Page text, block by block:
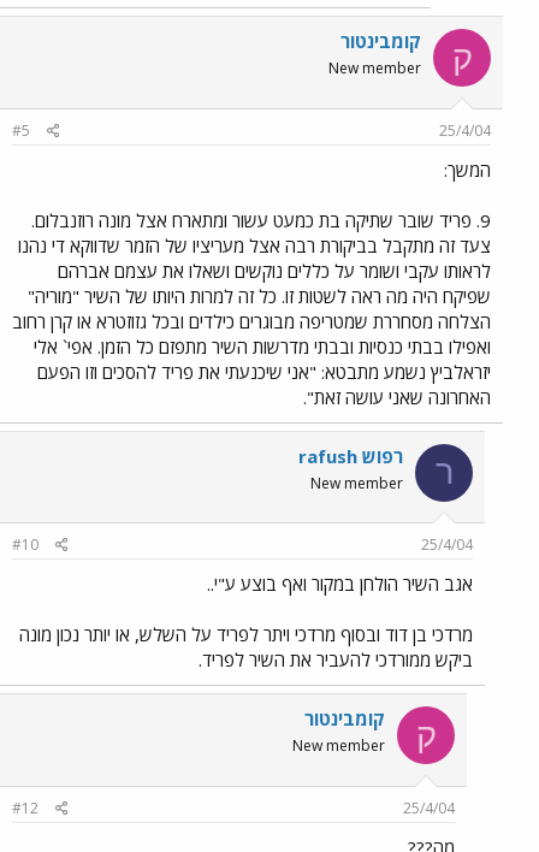
ק קומבינטור
New member
25/4/04
#5
המשך:
9. פריד שובר שתיקה בת כמעט עשור ומתארח אצל מונה רוזנבלום.
צעד זה מתקבל בביקורת רבה אצל מעריציו של הזמר שדווקא די נהנו
לראותו עקבי ושומר על כללים נוקשים ושאלו את עצמם אברהם
שפיקח היה מה ראה לשטות זו. כל זה למרות היותו של השיר "מוריה"
הצלחה מסחררת שמטריפה מבוגרים כילדים ובכל גזוזטרא או קרן רחוב
ואפילו בבתי כנסיות ובבתי מדרשות השיר מתפזם כל הזמן. אפי` אלי
יזראלביץ נשמע מתבטא: "אני שיכנעתי את פריד להסכים וזו הפעם
האחרונה שאני עושה זאת".
ר רפוש rafush
New member
25/4/04
#10
אגב השיר הולחן במקור ואף בוצע ע"י..
מרדכי בן דוד ובסוף מרדכי ויתר לפריד על השלש, או יותר נכון מונה
ביקש ממורדכי להעביר את השיר לפריד.
ק קומבינטור
New member
25/4/04
#12
מה???